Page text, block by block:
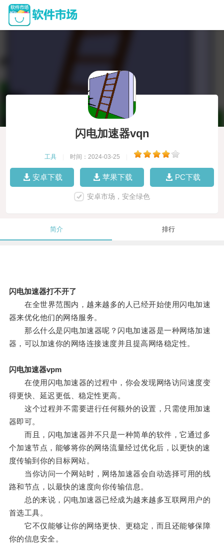
闪电加速器vqn
工具 时间：2024-03-25
安卓下载 苹果下载 PC下载
安卓市场，安全绿色
简介 排行
闪电加速器打不开了
在全世界范围内，越来越多的人已经开始使用闪电加速
器来优化他们的网络服务。
那么什么是闪电加速器呢？闪电加速器是一种网络加速
器，可以加速你的网络连接速度并且提高网络稳定性。
闪电加速器vpm
在使用闪电加速器的过程中，你会发现网络访问速度变
得更快、延迟更低、稳定性更高。
这个过程并不需要进行任何额外的设置，只需使用加速
器即可。
而且，闪电加速器并不只是一种简单的软件，它通过多
个加速节点，能够将你的网络流量经过优化后，以更快的速
度传输到你的目标网站。
当你访问一个网站时，网络加速器会自动选择可用的线
路和节点，以最快的速度向你传输信息。
总的来说，闪电加速器已经成为越来越多互联网用户的
首选工具。
它不仅能够让你的网络更快、更稳定，而且还能够保障
你的信息安全。